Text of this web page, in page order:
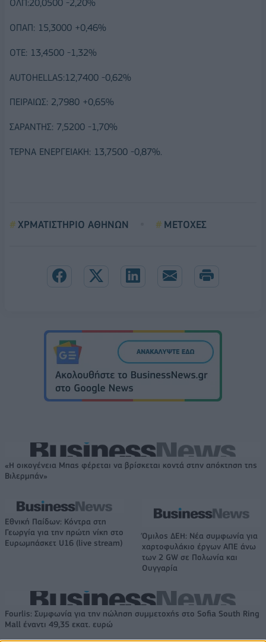
ΟΛΠ:20,0500 -2,20%
ΟΠΑΠ: 15,3000 +0,46%
ΟΤΕ: 13,4500 -1,32%
AUTOHELLAS:12,7400 -0,62%
ΠΕΙΡΑΙΩΣ: 2,7980 +0,65%
ΣΑΡΑΝΤΗΣ: 7,5200 -1,70%
ΤΕΡΝΑ ΕΝΕΡΓΕΙΑΚΗ: 13,7500 -0,87%.
ΧΡΜΑΤΙΣΤΗΡΙΟ ΑΘΗΝΩΝ ΜΕΤΟΧΕΣ
«Η οικογένεια Μπας φέρεται να βρίσκεται κοντά στην απόκτηση της
Βιλερμπάν»
Εθνική Παίδων: Κόντρα στη
Γεωργία για την πρώτη νίκη στο
Ευρωμπάσκετ U16 (live stream)
Όμιλος ΔΕΗ: Νέα συμφωνία για
χαρτοφυλάκιο έργων ΑΠΕ άνω
των 2 GW σε Πολωνία και
Ουγγαρία
Fourlis: Συμφωνία για την πώληση συμμετοχής στο Sofia South Ring
Mall έναντι 49,35 εκατ. ευρώ